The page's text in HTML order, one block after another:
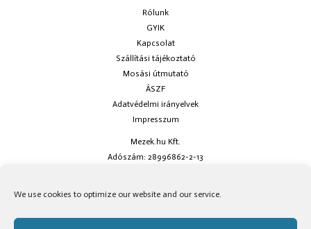
We use cookies to optimize our website and our service.
Rólunk
GYIK
Kapcsolat
Szállítási tájékoztató
Mosási útmutató
ÁSZF
Adatvédelmi irányelvek
Impresszum
Mezek.hu Kft.
Adószám: 28996862-2-13
social oldalainkon!